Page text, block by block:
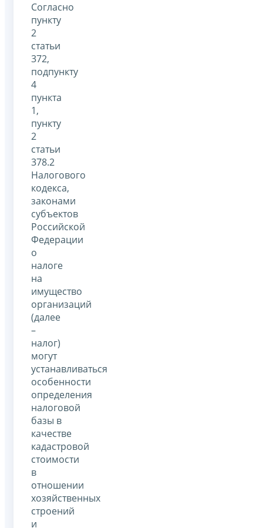
Согласно
пункту
2
статьи
372,
подпункту
4
пункта
1,
пункту
2
статьи
378.2
Налогового
кодекса,
законами
субъектов
Российской
Федерации
о
налоге
на
имущество
организаций
(далее
–
налог)
могут
устанавливаться
особенности
определения
налоговой
базы в
качестве
кадастровой
стоимости
в
отношении
хозяйственных
строений
и